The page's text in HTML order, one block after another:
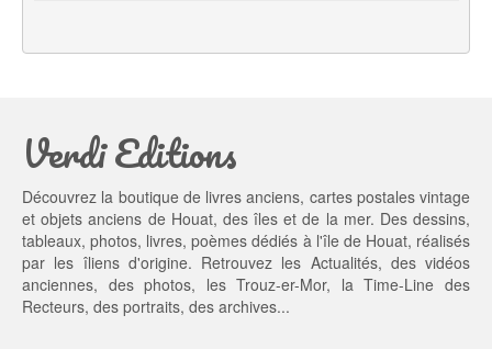
é
t :
0,
0
0 €.
s
Verdi Editions
Découvrez la boutique de livres anciens, cartes postales vintage
et objets anciens de Houat, des îles et de la mer. Des dessins,
tableaux, photos, livres, poèmes dédiés à l'île de Houat, réalisés
par les îliens d'origine. Retrouvez les Actualités, des vidéos
anciennes, desphotos, lesTrouz-er-Mor, laTime-Line des
Recteurs, des portraits, des archives...